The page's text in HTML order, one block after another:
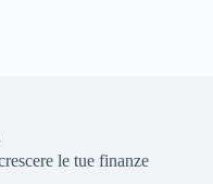
le tue finanze